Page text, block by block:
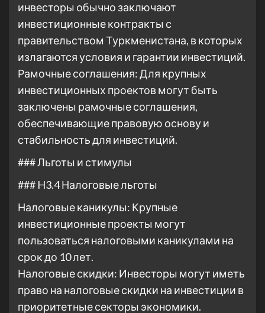
инвесторы обычно заключают
инвестиционные контракты с
правительством Туркменистана, в которых
излагаются условия и гарантии инвестиций.
Рамочные соглашения: Для крупных
инвестиционных проектов могут быть
заключены рамочные соглашения,
обеспечивающие правовую основу и
стабильность для инвестиций.
### Льготы и стимулы
### H3.4 Налоговые льготы
Налоговые каникулы: Крупные
инвестиционные проекты могут
пользоваться налоговыми каникулами на
срок до 10 лет.
Налоговые скидки: Инвесторы могут иметь
право на налоговые скидки на инвестиции в
приоритетные секторы экономики.